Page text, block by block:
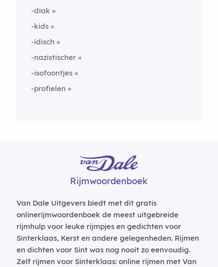
-diak
-kids
-idisch
-nazistischer
-isofoontjes
-profielen
Rijmwoordenboek
Van Dale Uitgevers biedt met dit gratis
onlinerijmwoordenboek de meest uitgebreide
rijmhulp voor leuke rijmpjes en gedichten voor
Sinterklaas, Kerst en andere gelegenheden. Rijmen
en dichten voor Sint was nog nooit zo eenvoudig.
Zelf rijmen voor Sinterklaas: online rijmen met Van